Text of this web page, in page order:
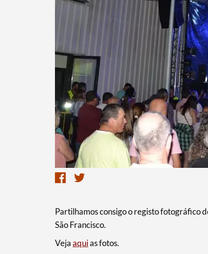
Termo de Pesquisa
Categorias gerais
Partilhamos consigo o registo fotográfico
São Francisco.
Vejaaquias fotos.